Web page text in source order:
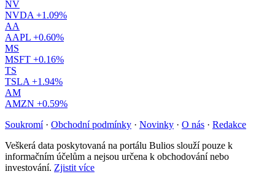
NV
NVDA +1.09%
AA
AAPL +0.60%
MS
MSFT +0.16%
TS
TSLA +1.94%
AM
AMZN +0.59%
Soukromí · Obchodní podmínky · Novinky · O nás · Redakce
Veškerá data poskytovaná na portálu Bulios slouží pouze k
informačním účelům a nejsou určena k obchodování nebo
investování. Zjistit více